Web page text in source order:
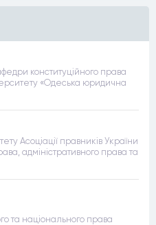
конституційного права
«Одеська юридична
Асоціації правників України
адміністративного права та
та національного права